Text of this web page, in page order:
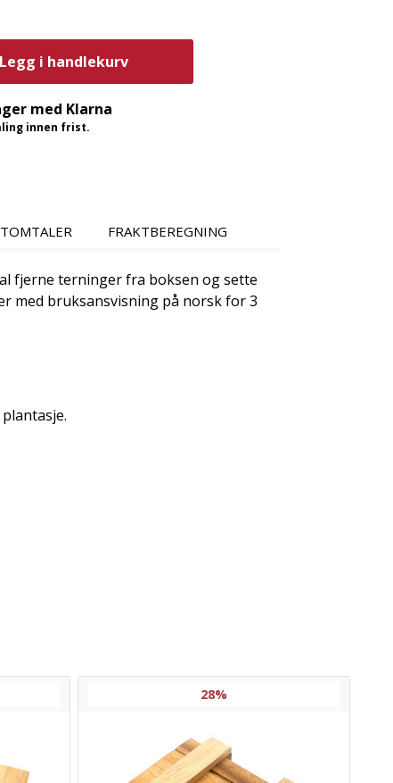
Legg i handlekurv
med Klarna
innen frist.
FRAKTBEREGNING
fjerne terninger fra boksen og sette
med bruksansvisning på norsk for 3
28%